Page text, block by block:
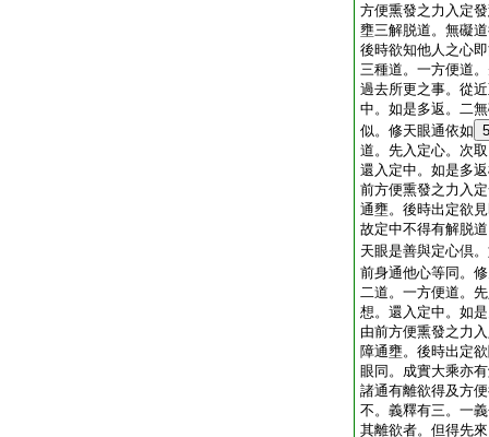
方便熏發之力入定
壅三解脱道。無礙
後時欲知他人之心
三種道。一方便道
過去所更之事。從
中。如是多返。二
似。修天眼通依如 5
道。先入定心。次
還入定中。如是多
前方便熏發之力入
通壅。後時出定欲
故定中不得有解脱
天眼是善與定心倶
前身通他心等同。
二道。一方便道。
想。還入定中。如
由前方便熏發之力
障通壅。後時出定
眼同。成實大乘亦
諸通有離欲得及方
不。義釋有三。一
其離欲者。但得先